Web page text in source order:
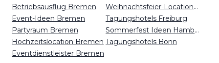
Betriebsausflug Bremen
Event-Ideen Bremen
Partyraum Bremen
Hochzeitslocation Bremen
Eventdienstleister Bremen
Weihnachtsfeier-Locations Karlsruhe
Tagungshotels Freiburg
Sommerfest Ideen Hamburg
Tagungshotels Bonn